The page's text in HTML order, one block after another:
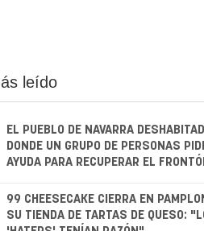
leído
EL PUEBLO DE NAVARRA
DONDE UN GRUPO DE PERSONAS
AYUDA PARA RECUPERAR EL
99 CHEESECAKE CIERRA EN
SU TIENDA DE TARTAS DE QUESO: